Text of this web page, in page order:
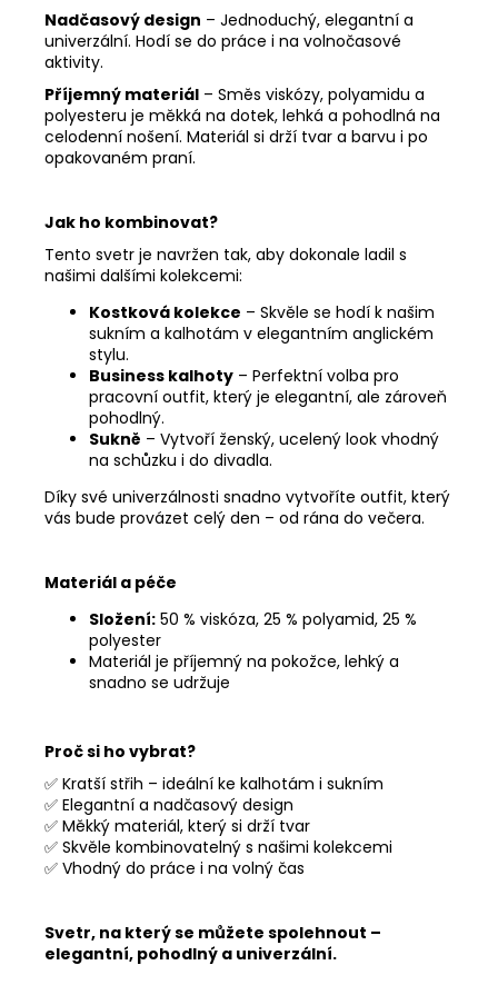
Nadčasový design – Jednoduchý, elegantní a
univerzální. Hodí se do práce i na volnočasové
aktivity.
Příjemný materiál – Směs viskózy, polyamidu a
polyesteru je měkká na dotek, lehká a pohodlná na
celodenní nošení. Materiál si drží tvar a barvu i po
opakovaném praní.
Jak ho kombinovat?
Tento svetr je navržen tak, aby dokonale ladil s
našimi dalšími kolekcemi:
Kostková kolekce – Skvěle se hodí k našim
sukním a kalhotám v elegantním anglickém
stylu.
Business kalhoty – Perfektní volba pro
pracovní outfit, který je elegantní, ale zároveň
pohodlný.
Sukně – Vytvoří ženský, ucelený look vhodný
na schůzku i do divadla.
Díky své univerzálnosti snadno vytvoříte outfit, který
vás bude provázet celý den – od rána do večera.
Materiál a péče
Složení: 50 % viskóza, 25 % polyamid, 25 %
polyester
Materiál je příjemný na pokožce, lehký a
snadno se udržuje
Proč si ho vybrat?
✅ Kratší střih – ideální ke kalhotám i sukním
✅ Elegantní a nadčasový design
✅ Měkký materiál, který si drží tvar
✅ Skvěle kombinovatelný s našimi kolekcemi
✅ Vhodný do práce i na volný čas
Svetr, na který se můžete spolehnout –
elegantní, pohodlný a univerzální.